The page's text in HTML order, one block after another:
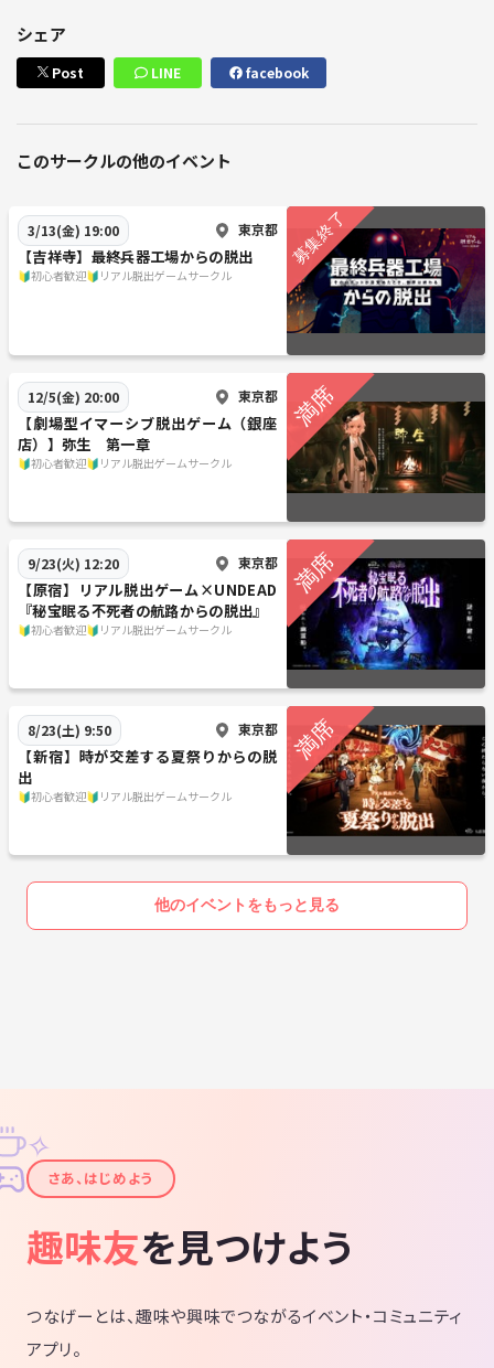
シェア
Post LINE facebook
このサークルの他のイベント
3/13(金) 19:00 東京都
【吉祥寺】最終兵器工場からの脱出
🔰初心者歓迎🔰リアル脱出ゲームサークル
12/5(金) 20:00 東京都
【劇場型イマーシブ脱出ゲーム（銀座
店）】弥生 第一章
🔰初心者歓迎🔰リアル脱出ゲームサークル
9/23(火) 12:20 東京都
【原宿】リアル脱出ゲーム×UNDEAD
『秘宝眠る不死者の航路からの脱出』
🔰初心者歓迎🔰リアル脱出ゲームサークル
8/23(土) 9:50 東京都
【新宿】時が交差する夏祭りからの脱
出
🔰初心者歓迎🔰リアル脱出ゲームサークル
他のイベントをもっと見る
✦
✧
さあ、はじめよう
趣味友を見つけよう
つなげーとは、趣味や興味でつながるイベント・コミュニティ
アプリ。